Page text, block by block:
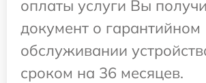
оплаты услуги Вы
документ о гарантийном
обслуживании
сроком на 36 месяцев.